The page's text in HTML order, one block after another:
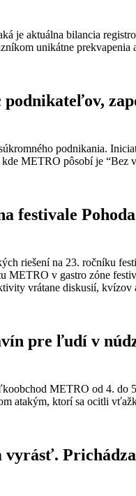
je aktuálna bilancia
unikátne
podnikania.
METRO pôsobí je “Bez
festivale Pohoda
riešení na 23. ročníku
METRO v gastro zóne
vrátane diskusií,
pre ľudí v
METRO od 4. do
atakým, ktorí sa ocitli